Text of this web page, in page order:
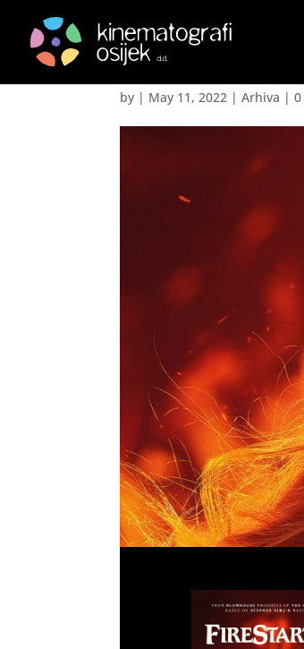
Potpaljivačica
by | May 11, 2022 |Arhiva |